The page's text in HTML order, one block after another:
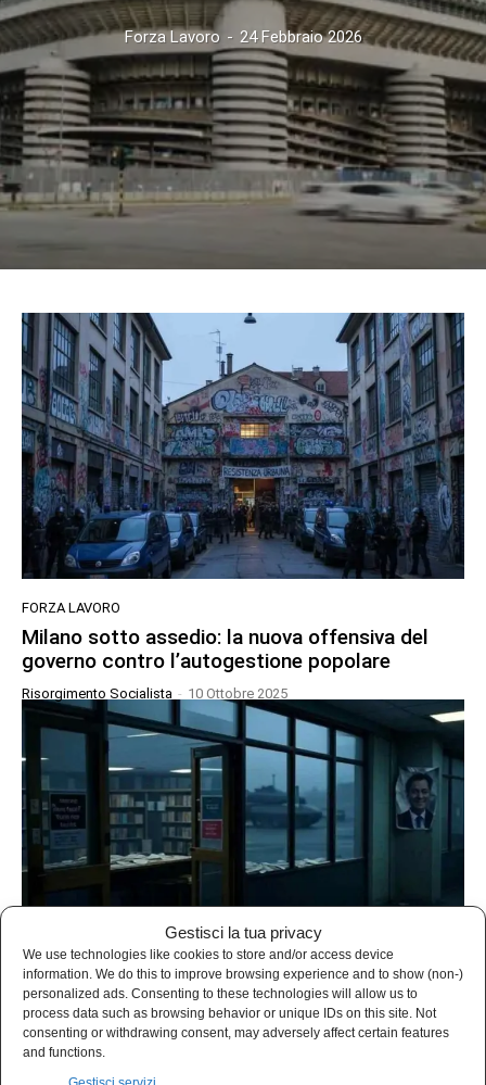
Gestisci la tua privacy
We use technologies like cookies to store and/or access device
information. We do this to improve browsing experience and to show (non-)
personalized ads. Consenting to these technologies will allow us to
process data such as browsing behavior or unique IDs on this site. Not
consenting or withdrawing consent, may adversely affect certain features
and functions.
Forza Lavoro - 24 Febbraio 2026
FORZA LAVORO
Milano sotto assedio: la nuova offensiva del
governo contro l’autogestione popolare
Risorgimento Socialista - 10 Ottobre 2025
FORZA LAVORO
Tagli alla cultura, assalto alla democrazia
Risorgimento Socialista